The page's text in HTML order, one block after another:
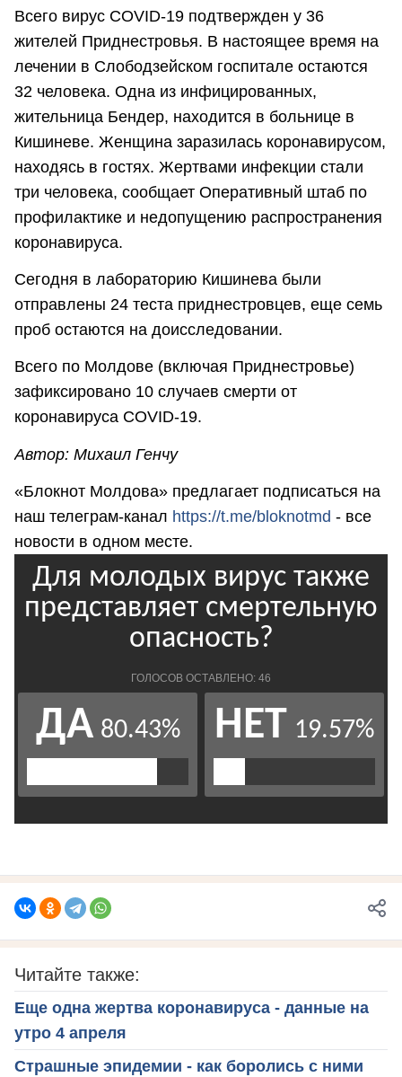
Всего вирус COVID-19 подтвержден у 36
жителей Приднестровья. В настоящее время на
лечении в Слободзейском госпитале остаются
32 человека. Одна из инфицированных,
жительница Бендер, находится в больнице в
Кишиневе. Женщина заразилась коронавирусом,
находясь в гостях. Жертвами инфекции стали
три человека, сообщает Оперативный штаб по
профилактике и недопущению распространения
коронавируса.
Сегодня в лабораторию Кишинева были
отправлены 24 теста приднестровцев, еще семь
проб остаются на доисследовании.
Всего по Молдове (включая Приднестровье)
зафиксировано 10 случаев смерти от
коронавируса COVID-19.
Автор: Михаил Генчу
«Блокнот Молдова» предлагает подписаться на
наш телеграм-канал https://t.me/bloknotmd - все
новости в одном месте.
Читайте также:
Еще одна жертва коронавируса - данные на
утро 4 апреля
Страшные эпидемии - как боролись с ними